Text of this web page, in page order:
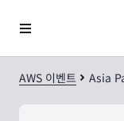
AWS 이벤트 Asia